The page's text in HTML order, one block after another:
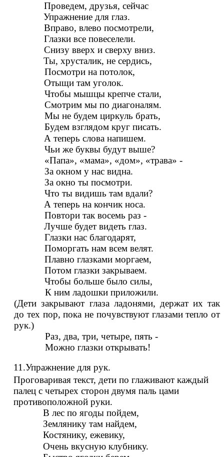
Проведем, друзья, сейчас
Упражнение для глаз.
Вправо, влево посмотрели,
Глазки все повеселели.
Снизу вверх и сверху вниз.
Ты, хрусталик, не сердись,
Посмотри на потолок,
Отыщи там уголок.
Чтобы мышцы крепче стали,
Смотрим мы по диагоналям.
Мы не будем циркуль брать,
Будем взглядом круг писать.
А теперь слова напишем.
Чьи же буквы будут выше?
«Папа», «мама», «дом», «трава» -
За окном у нас видна.
За окно ты посмотри.
Что ты видишь там вдали?
А теперь на кончик носа.
Повтори так восемь раз -
Лучше будет видеть глаз.
Глазки нас благодарят,
Поморгать нам всем велят.
Плавно глазками моргаем,
Потом глазки закрываем.
Чтобы больше было силы,
К ним ладошки приложили.
(Дети закрывают глаза ладонями, держат их так
до тех пор, пока не почувствуют глазами тепло от
рук.)
Раз, два, три, четыре, пять -
Можно глазки открывать!
11.Упражнение для рук.
Проговаривая текст, дети по глаживают каждый
палец с четырех сторон двумя паль цами
противоположной руки.
В лес по ягоды пойдем,
Землянику там найдем,
Костянику, ежевику,
Очень вкусную клубнику.